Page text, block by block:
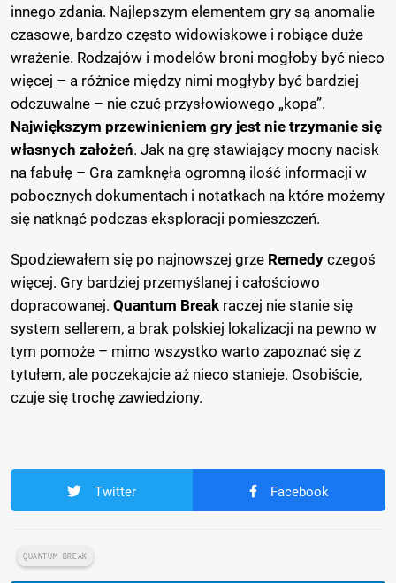
innego zdania. Najlepszym elementem gry są anomalie
czasowe, bardzo często widowiskowe i robiące duże
wrażenie. Rodzajów i modelów broni mogłoby być nieco
więcej – a różnice między nimi mogłyby być bardziej
odczuwalne – nie czuć przysłowiowego „kopa”.
Największym przewinieniem gry jest nie trzymanie się
własnych założeń. Jak na grę stawiający mocny nacisk
na fabułę – Gra zamknęła ogromną ilość informacji w
pobocznych dokumentach i notatkach na które możemy
się natknąć podczas eksploracji pomieszczeń.
Spodziewałem się po najnowszej grze Remedy czegoś
więcej. Gry bardziej przemyślanej i całościowo
dopracowanej. Quantum Break raczej nie stanie się
system sellerem, a brak polskiej lokalizacji na pewno w
tym pomoże – mimo wszystko warto zapoznać się z
tytułem, ale poczekajcie aż nieco stanieje. Osobiście,
czuje się trochę zawiedziony.
Twitter Facebook
QUANTUM BREAK